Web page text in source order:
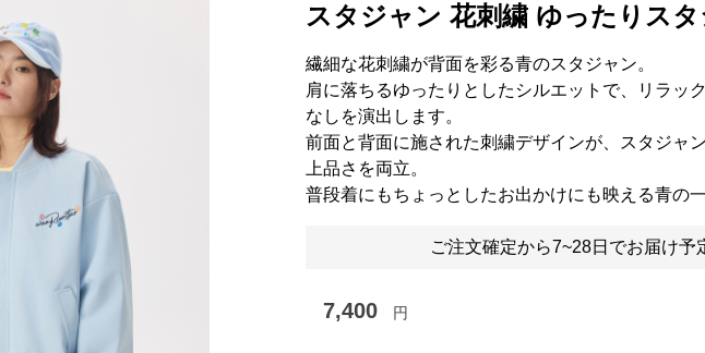
スタジャン 花刺繍 ゆったりス
繊細な花刺繍が背面を彩る青のスタジャン。
肩に落ちるゆったりとしたシルエットで、リラッ
なしを演出します。
前面と背面に施された刺繍デザインが、スタジャ
上品さを両立。
普段着にもちょっとしたお出かけにも映える青の一
ご注文確定から7~28日でお届け予
7,400 円